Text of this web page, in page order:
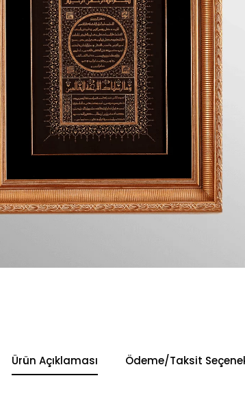
Ürün Açıklaması Ödeme/Taksit